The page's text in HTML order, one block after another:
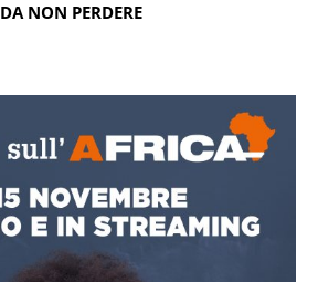
DA NON PERDERE